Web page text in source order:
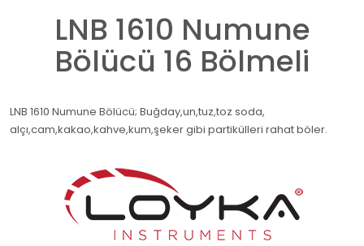
LNB 1610 Numune
Bölücü 16 Bölmeli
LNB 1610 Numune Bölücü; Buğday,un,tuz,toz soda,
alçı,cam,kakao,kahve,kum,şeker gibi partikülleri rahat böler.